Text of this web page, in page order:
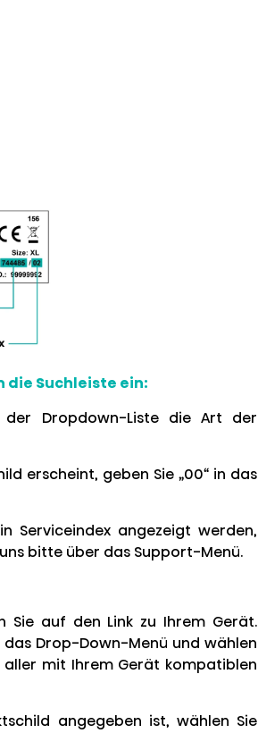
die Suchleiste ein:
Dropdown-Liste die Art der
erscheint, geben Sie „00“ in das
Serviceindex angezeigt werden,
bitte über das Support-Menü.
Sie auf den Link zu Ihrem Gerät.
Drop-Down-Menü und wählen
aller mit Ihrem Gerät kompatiblen
angegeben ist, wählen Sie